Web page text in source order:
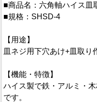
■商品名：六角軸ハイス皿
■規格：SHSD-4
【用途】
皿ネジ用下穴あけ+皿取り
【機能・特徴】
ハイス製で鉄・アルミ・
です。